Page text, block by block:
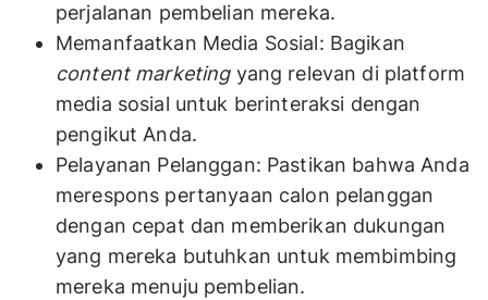
perjalanan pembelian mereka.
Memanfaatkan Media Sosial: Bagikan
content marketingyang relevan di platform
media sosial untuk berinteraksi dengan
pengikut Anda.
Pelayanan Pelanggan: Pastikan bahwa Anda
merespons pertanyaan calon pelanggan
dengan cepat dan memberikan dukungan
yang mereka butuhkan untuk membimbing
mereka menuju pembelian.